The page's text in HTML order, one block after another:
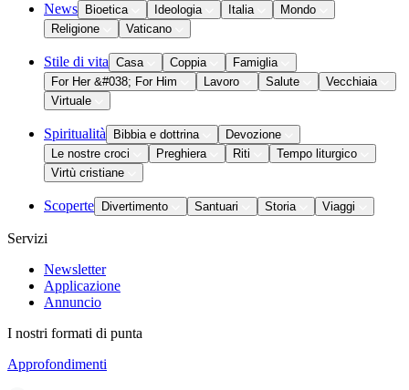
News Bioetica Ideologia Italia
Mondo
Religione
Vaticano
Stile di vita Casa Coppia
Famiglia
For Her &#038; For Him
Lavoro Salute
Vecchiaia
Virtuale
Spiritualità Bibbia e dottrina
Devozione
Le nostre croci
Preghiera Riti
Tempo liturgico
Virtù cristiane
Scoperte Divertimento Santuari Storia Viaggi
Servizi
Newsletter
Applicazione
Annuncio
I nostri formati di punta
Approfondimenti